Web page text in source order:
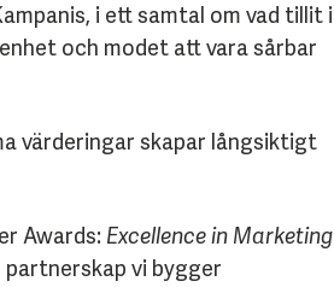
i ett samtal om vad tillit i
och modet att vara sårbar
värderingar skapar långsiktigt
Awards: Excellence in Marketing
vi bygger